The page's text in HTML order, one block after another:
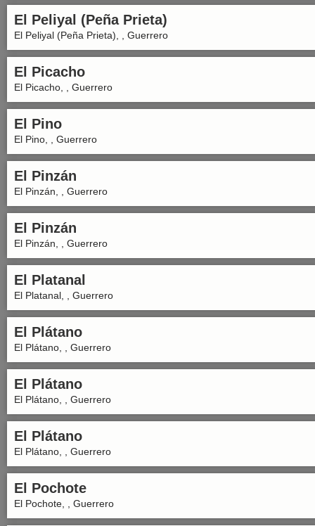
El Peliyal (Peña Prieta)
El Peliyal (Peña Prieta), , Guerrero
El Picacho
El Picacho, , Guerrero
El Pino
El Pino, , Guerrero
El Pinzán
El Pinzán, , Guerrero
El Pinzán
El Pinzán, , Guerrero
El Platanal
El Platanal, , Guerrero
El Plátano
El Plátano, , Guerrero
El Plátano
El Plátano, , Guerrero
El Plátano
El Plátano, , Guerrero
El Pochote
El Pochote, , Guerrero